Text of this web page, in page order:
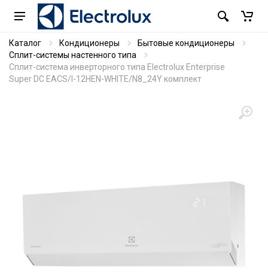
Каталог Кондиционеры
Бытовые кондиционеры
Сплит-системы настенного типа
Сплит-система инверторного типа Electrolux Enterprise
Super DC EACS/I-12HEN-WHITE/N8_24Y комплект